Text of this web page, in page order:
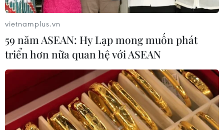
Chính sách nhà ở của nước Anh -
Góc tham chiếu cho Việt Nam
07/08/2026 04:08
Bỉ tìm ra hướng đi mới trong điều trị
ung thư gan di căn
07/08/2026 04:05
vietnamplus.vn
59 năm ASEAN: Hy Lạp mong muốn phát
triển hơn nữa quan hệ với ASEAN